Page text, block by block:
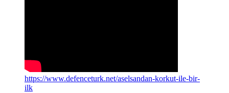
https://www.defenceturk.net/aselsandan-korkut-ile-bir-
ilk